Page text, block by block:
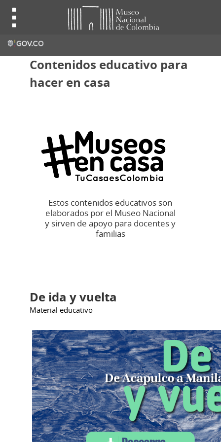
Contenidos educativo para
hacer en casa
Estos contenidos educativos son
elaborados por el Museo Nacional
y sirven de apoyo para docentes y
familias
De ida y vuelta
Material educativo